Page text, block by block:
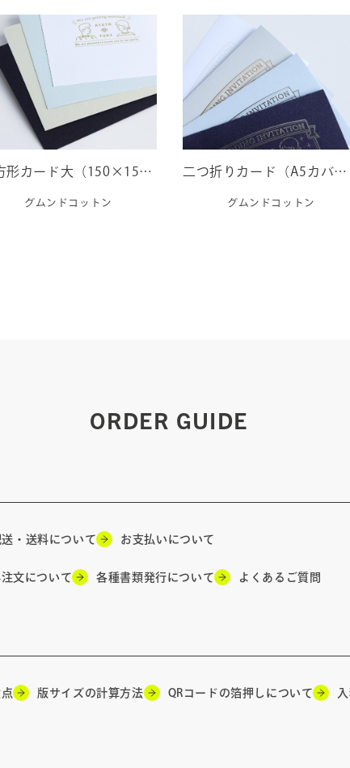
正方形カード大（150×150mm）｜グムンドコットン
グムンドコットン
二つ折りカード（A5カバー 219×155mm）｜グムンドコットン
グムンドコットン
ORDER GUIDE
送・送料について お支払いについて
文について 各種書類発行について よくあるご質問
版サイズの計算方法 QRコードの箔押しについて